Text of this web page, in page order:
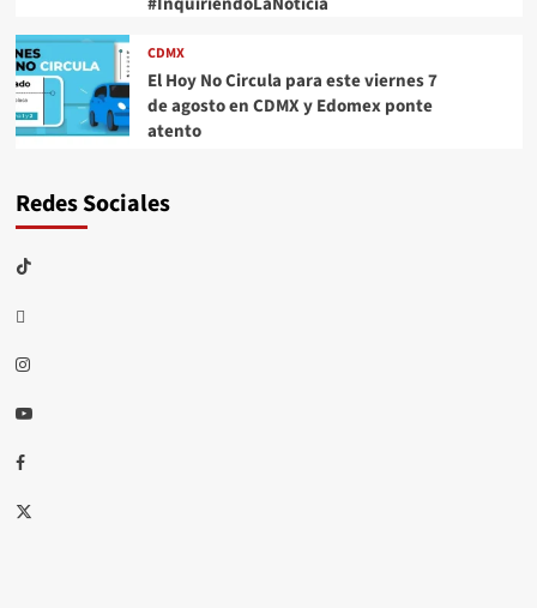
CDMX
El Hoy No Circula para este viernes 7
de agosto en CDMX y Edomex ponte
atento
Redes Sociales
TikTok
threads
Instagram
Youtube
Facebook
X